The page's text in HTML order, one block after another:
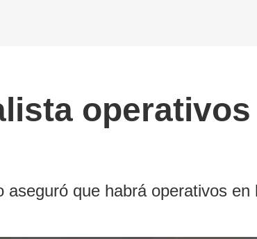
que habrá operativos